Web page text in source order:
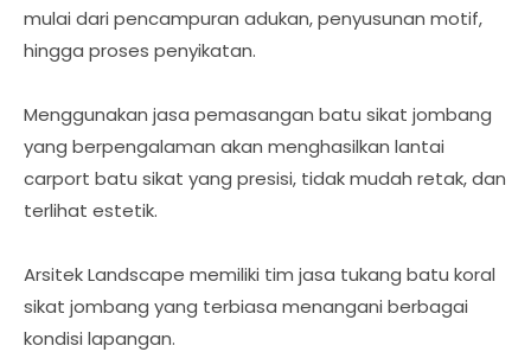
mulai dari pencampuran adukan, penyusunan motif,
hingga proses penyikatan.
Menggunakan jasa pemasangan batu sikat jombang
yang berpengalaman akan menghasilkan lantai
carport batu sikat yang presisi, tidak mudah retak, dan
terlihat estetik.
Arsitek Landscape memiliki tim jasa tukang batu koral
sikat jombang yang terbiasa menangani berbagai
kondisi lapangan.